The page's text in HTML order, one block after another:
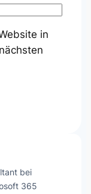
in
bei
365